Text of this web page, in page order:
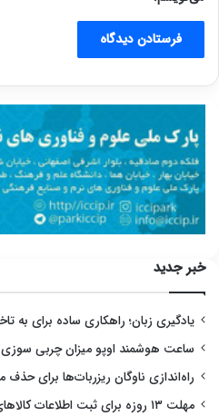
خبر جدید
یادگیری زبان؛ راهکاری ساده برای به
ساعت هوشمند اوپو میزان چربی
راه‌اندازی ناوگان ریزربات‌ها برای حذف
مهلت ۱۳ روزه برای ثبت اطلاعات کالاهای پزشکی